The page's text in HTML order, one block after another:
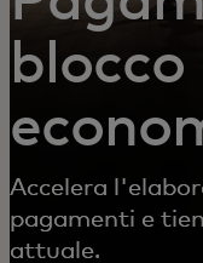
blocco
Accelera
pagamenti e
attuale.